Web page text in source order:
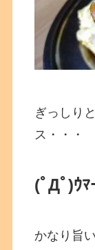
ぎっしり
ス・・・
(ﾟДﾟ)ｳﾏ
かなり旨い